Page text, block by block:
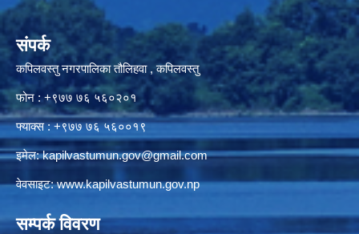
संपर्क
कपिलवस्तु नगरपालिका तौलिहवा , कपिलवस्तु
फोन : +९७७ ७६ ५६०२०१
फ्याक्स : +९७७ ७६ ५६००१९
इमेल:kapilvastumun.gov@gmail.com
वेवसाइट:www.kapilvastumun.gov.np
सम्पर्क विवरण